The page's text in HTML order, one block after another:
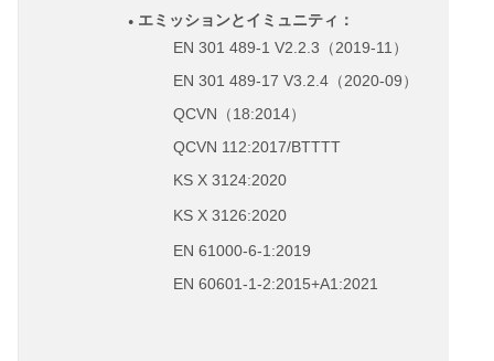
● エミッションとイミュニティ：
EN 301 489-1 V2.2.3 （ 2019-11 ）
EN 301 489-17 V3.2.4 （ 2020-09 ）
QCVN （ 18:2014）
QCVN 112:2017/BTTTT
KS X 3124:2020
KS X 3126:2020
EN 61000-6-1:2019
EN 60601-1-2:2015+A1:2021